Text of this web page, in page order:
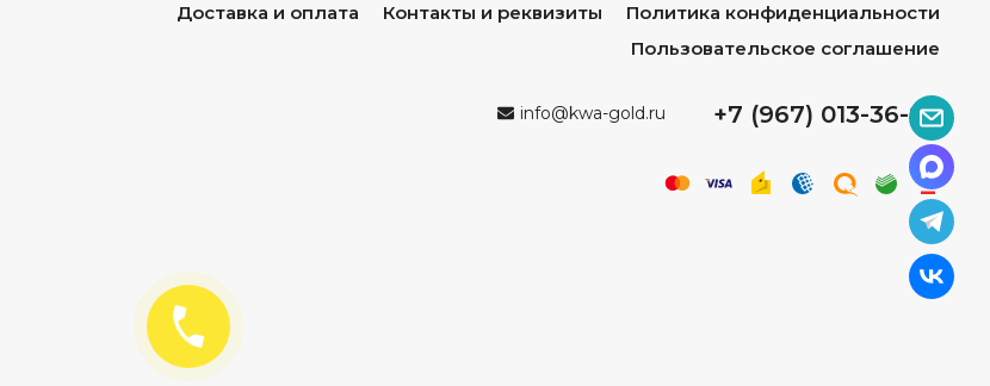
Доставка и оплата Контакты и реквизиты
Политика конфиденциальности
Пользовательское соглашение
info@kwa-gold.ru +7 (967) 013-36-96